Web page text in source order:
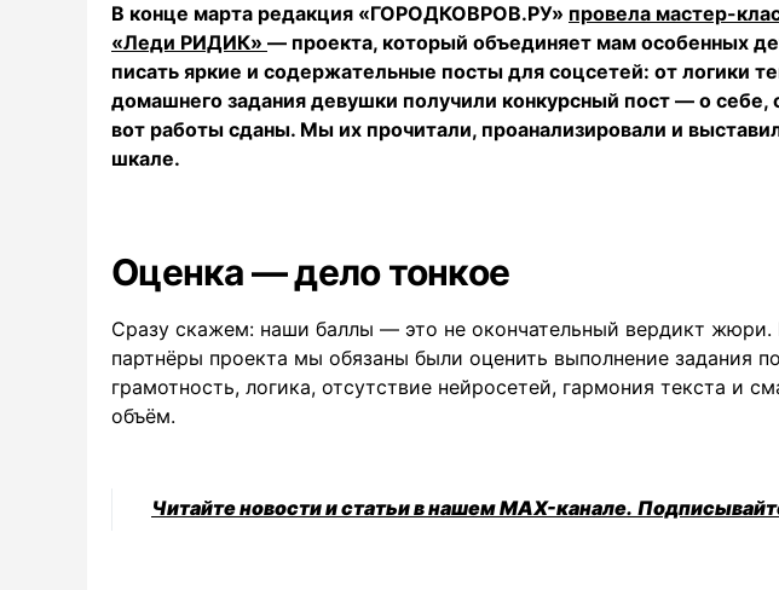
В конце марта редакция «ГОРОДКОВРОВ.РУ» провела мастер-
«Леди РИДИК» — проекта, который объединяет мам особенных
писать яркие и содержательные посты для соцсетей: от логики
домашнего задания девушки получили конкурсный пост — о себе,
вот работы сданы. Мы их прочитали, проанализировали и
шкале.
Оценка — дело тонкое
Сразу скажем: наши баллы — это не окончательный вердикт жюри.
партнёры проекта мы обязаны были оценить выполнение задания
грамотность, логика, отсутствие нейросетей, гармония текста и
объём.
Читайте новости и статьи в нашем MAX-канале.